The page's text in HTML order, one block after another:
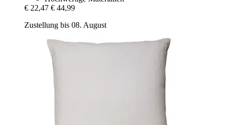
€ 22,47 € 44,99
Zustellung bis 08. August